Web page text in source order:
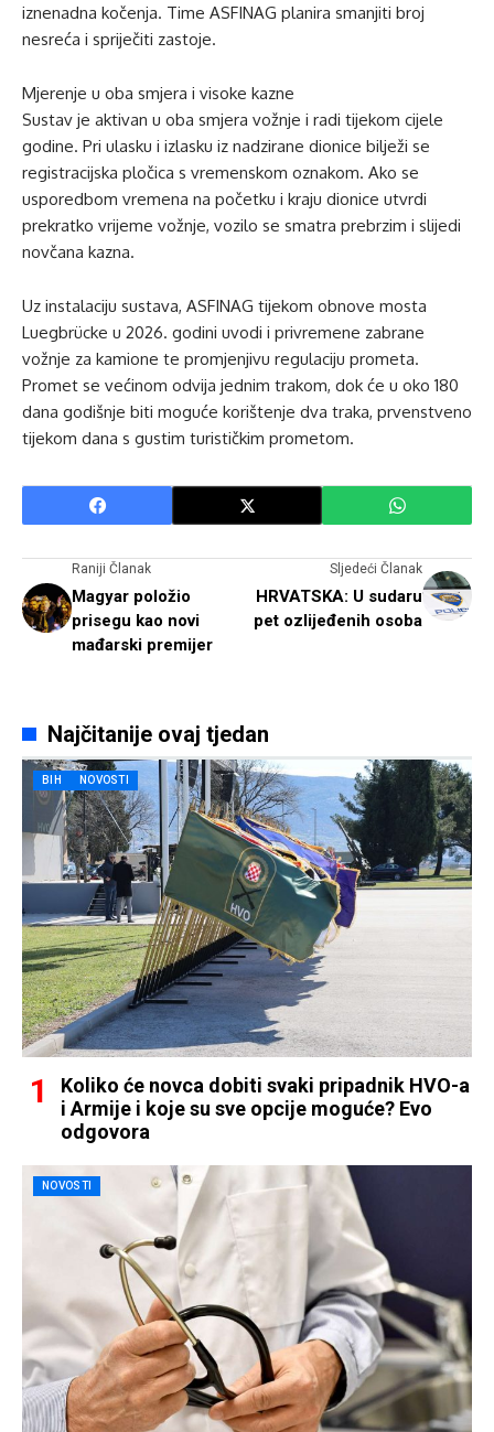
iznenadna kočenja. Time ASFINAG planira smanjiti broj
nesreća i spriječiti zastoje.
Mjerenje u oba smjera i visoke kazne
Sustav je aktivan u oba smjera vožnje i radi tijekom cijele
godine. Pri ulasku i izlasku iz nadzirane dionice bilježi se
registracijska pločica s vremenskom oznakom. Ako se
usporedbom vremena na početku i kraju dionice utvrdi
prekratko vrijeme vožnje, vozilo se smatra prebrzim i slijedi
novčana kazna.
Uz instalaciju sustava, ASFINAG tijekom obnove mosta
Luegbrücke u 2026. godini uvodi i privremene zabrane
vožnje za kamione te promjenjivu regulaciju prometa.
Promet se većinom odvija jednim trakom, dok će u oko 180
dana godišnje biti moguće korištenje dva traka, prvenstveno
tijekom dana s gustim turističkim prometom.
Raniji Članak
Magyar položio
prisegu kao novi
mađarski premijer
Sljedeći Članak
HRVATSKA: U sudaru
pet ozlijeđenih osoba
Najčitanije ovaj tjedan
BIH NOVOSTI
Koliko će novca dobiti svaki pripadnik HVO-a
i Armije i koje su sve opcije moguće? Evo
odgovora
NOVOSTI